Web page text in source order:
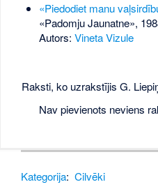
«Piedodiet manu
«Padomju Jaunatne»,
Autors: Vineta Vizule
Raksti, ko uzrakstījis G.
Nav pievienots neviens
Kategorija: Cilvēki